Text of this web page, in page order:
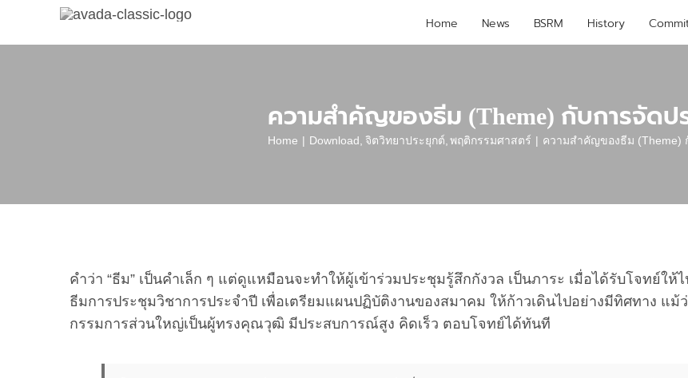
Home News BSRM History
ความสำคัญของธีม (Theme) กับการจัดป
Home Download จิตวิทยาประยุกต์ พฤติกรรมศาสตร์ ความสำคัญของธีม (Theme)
Larger
Image
คำว่า “ธีม” เป็นคำเล็ก ๆ แต่ดูแหมือนจะทำให้ผู้เข้าร่วมประชุมรู้สึกกังวล เป็นภาระ เมื่อได้รับโจทย์ให้
ธีมการประชุมวิชาการประจำปี เพื่อเตรียมแผนปฏิบัติงานของสมาคม ให้ก้าวเดินไปอย่างมีทิศทาง แม้
กรรมการส่วนใหญ่เป็นผู้ทรงคุณวุฒิ มีประสบการณ์สูง คิดเร็ว ตอบโจทย์ได้ทันที